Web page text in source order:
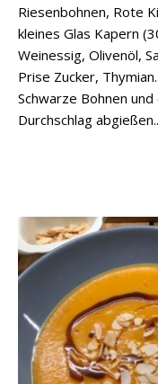
Riesenbohnen, Rote
kleines Glas Kapern
Weinessig, Olivenöl,
Prise Zucker,
Schwarze Bohnen
Durchschlag